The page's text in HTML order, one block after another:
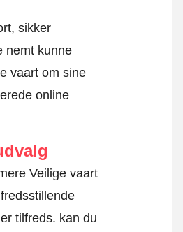
sikker
nemt kunne
vaart om sine
online
Veilige vaart
tilfreds. kan du